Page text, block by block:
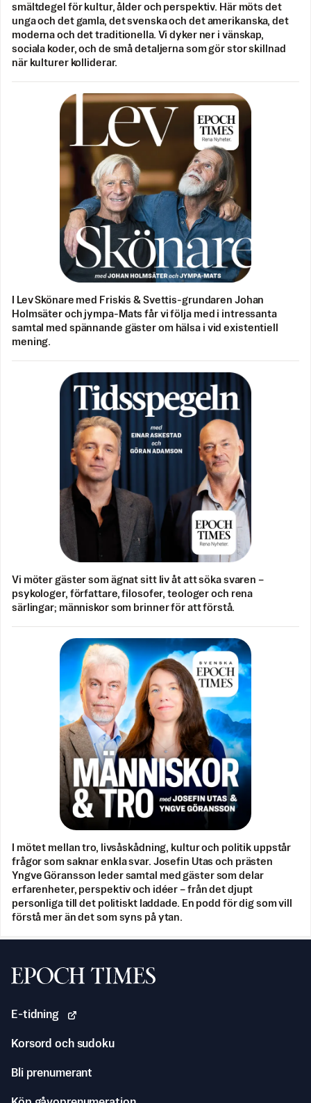
smältdegel för kultur, ålder och perspektiv. Här möts det
unga och det gamla, det svenska och det amerikanska, det
moderna och det traditionella. Vi dyker ner i vänskap,
sociala koder, och de små detaljerna som gör stor skillnad
när kulturer kolliderar.
I Lev Skönare med Friskis & Svettis-grundaren Johan
Holmsäter och jympa-Mats får vi följa med i intressanta
samtal med spännande gäster om hälsa i vid existentiell
mening.
Vi möter gäster som ägnat sitt liv åt att söka svaren –
psykologer, författare, filosofer, teologer och rena
särlingar; människor som brinner för att förstå.
I mötet mellan tro, livsåskådning, kultur och politik uppstår
frågor som saknar enkla svar. Josefin Utas och prästen
Yngve Göransson leder samtal med gäster som delar
erfarenheter, perspektiv och idéer – från det djupt
personliga till det politiskt laddade. En podd för dig som vill
förstå mer än det som syns på ytan.
Svenska Epoch Times
E-tidning
Korsord och sudoku
Bli prenumerant